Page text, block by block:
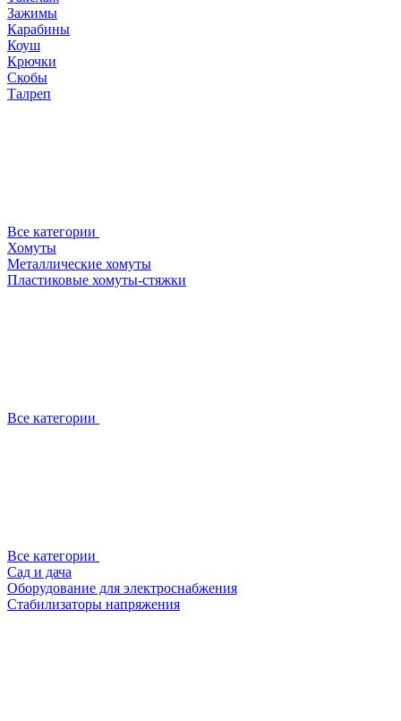
Зажимы
Карабины
Коуш
Крючки
Скобы
Талреп
Все категории
Хомуты
Металлические хомуты
Пластиковые хомуты-стяжки
Все категории
Все категории
Сад и дача
Оборудование для электроснабжения
Стабилизаторы напряжения